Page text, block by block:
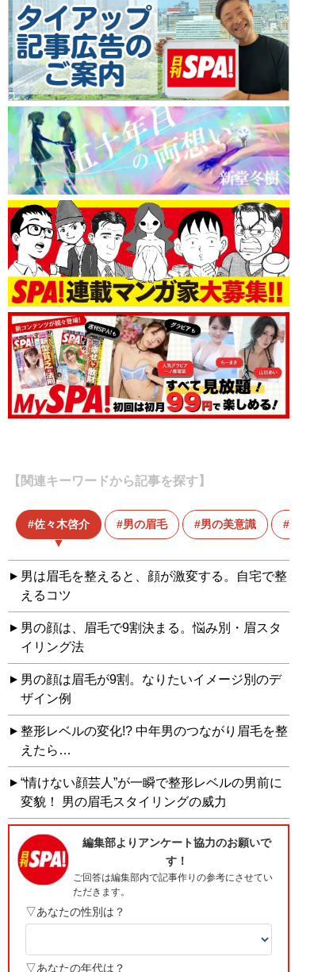
【関連キーワードから記事を探す】
佐々木啓介 男の眉毛 男の美意識
男は眉毛を整えると、顔が激変する。自宅で整
えるコツ
男の顔は、眉毛で9割決まる。悩み別・眉スタ
イリング法
男の顔は眉毛が9割。なりたいイメージ別のデ
ザイン例
整形レベルの変化!? 中年男のつながり眉毛を整
えたら…
“情けない顔芸人”が一瞬で整形レベルの男前に
変貌！ 男の眉毛スタイリングの威力